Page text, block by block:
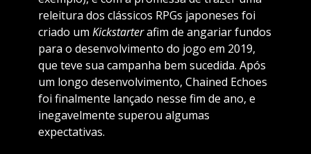
releitura dos clássicos RPGs japoneses foi
criado um Kickstarterafim de angariar fundos
para o desenvolvimento do jogo em 2019,
que teve sua campanha bem sucedida. Após
um longo desenvolvimento, Chained Echoes
foi finalmente lançado nesse fim de ano, e
inegavelmente superou algumas
expectativas.